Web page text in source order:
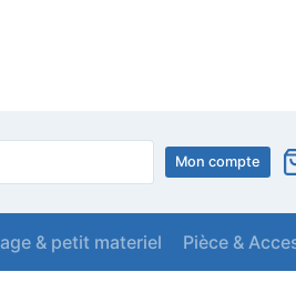
Mon compte
& petit materiel Pièce &